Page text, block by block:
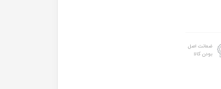
ضمانت اصل
بودن کالا